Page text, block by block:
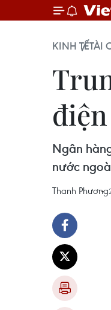
KINH TẾTÀI
Ngân
nước
Thanh Phương